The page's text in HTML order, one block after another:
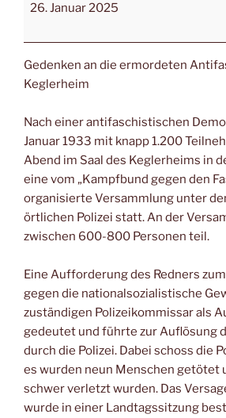
26. Januar 2025
Gedenken an die ermordeten
Keglerheim
Nach einer antifaschistischen
Januar 1933 mit knapp 1.200
Abend im Saal des Keglerheims in
eine vom „Kampfbund gegen den
organisierte Versammlung unter
örtlichen Polizei statt. An der
zwischen 600-800 Personen teil.
Eine Aufforderung des Redners
gegen die nationalsozialistische
zuständigen Polizeikommissar als
gedeutet und führte zur Auflösung
durch die Polizei. Dabei schoss die
es wurden neun Menschen getötet
schwer verletzt wurden. Das
wurde in einer Landtagssitzung